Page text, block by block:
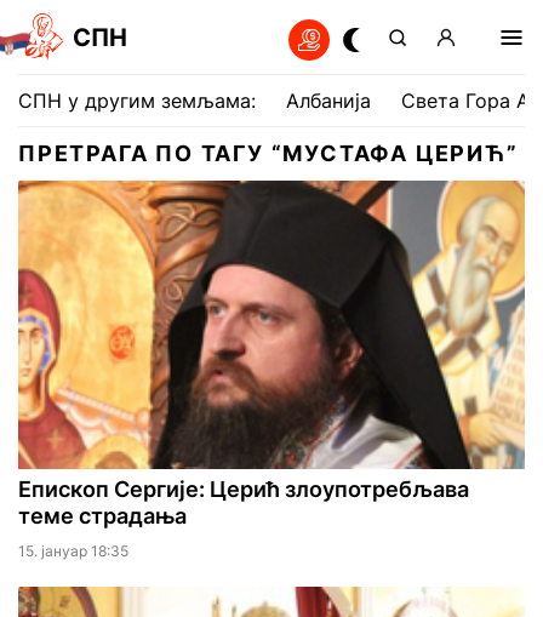
СПН
СПН у другим земљама: Албанија Света Гора
ПРЕТРАГА ПО ТАГУ “МУСТАФА ЦЕРИЋ”
Епископ Сергије: Церић злоупотребљава
теме страдања
15. јануар 18:35